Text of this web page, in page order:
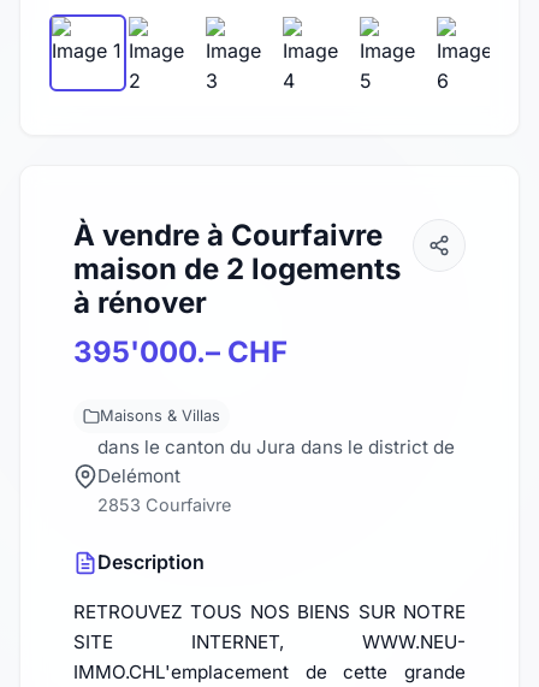
À vendre à Courfaivre
maison de 2 logements
à rénover
395'000.– CHF
Maisons & Villas
dans le canton du Jura dans le district de
Delémont
2853 Courfaivre
Description
RETROUVEZ TOUS NOS BIENS SUR NOTRE
SITE INTERNET, WWW.NEU-
IMMO.CHL'emplacement de cette grande